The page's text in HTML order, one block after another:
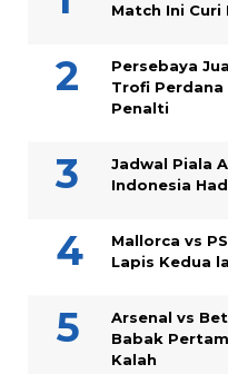
Match Ini Curi
Persebaya
Trofi Perdana
Penalti
Jadwal Piala
Indonesia
Mallorca vs
Lapis Kedua
Arsenal vs
Babak
Kalah